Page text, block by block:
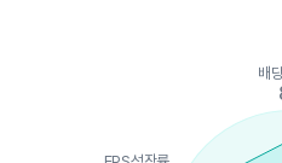
displaying values. Data
배